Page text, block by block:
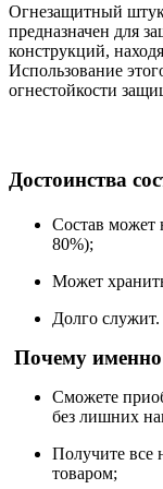
Огнезащитный
предназначен для
конструкций,
Использование
огнестойкости
Достоинства
Состав может
80%);
Может
Долго служит.
Почему
Сможете
без лишних
Получите все
товаром;